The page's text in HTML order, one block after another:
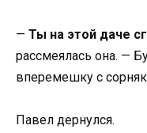
— Ты на этой даче
рассмеялась она. —
вперемешку с
Павел дернулся.